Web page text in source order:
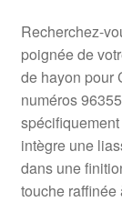
Recherchez-
poignée de
de hayon pour
numéros
intègre une
dans une
touche raffinée